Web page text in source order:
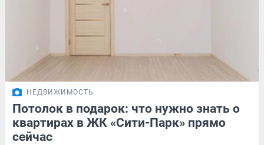
НЕДВИЖИМОСТЬ
Потолок в подарок: что нужно знать о
квартирах в ЖК «Сити-Парк» прямо
сейчас